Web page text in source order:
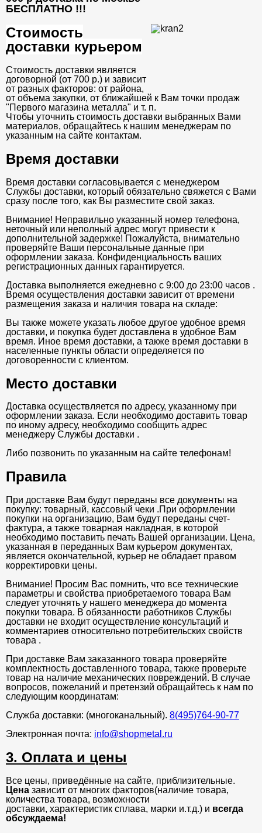
БЕСПЛАТНО !!!
Стоимость
доставки курьером
Стоимость доставки является
договорной (от 700 р.) и зависит
от разных факторов: от района,
от объема закупки, от ближайшей к Вам точки продаж
"Первого магазина металла" и т. п.
Чтобы уточнить стоимость доставки выбранных Вами
материалов, обращайтесь к нашим менеджерам по
указанным на сайте контактам.
Время доставки
Время доставки согласовывается с менеджером
Службы доставки, который обязательно свяжется с Вами
сразу после того, как Вы разместите свой заказ.
Внимание! Неправильно указанный номер телефона,
неточный или неполный адрес могут привести к
дополнительной задержке! Пожалуйста, внимательно
проверяйте Ваши персональные данные при
оформлении заказа. Конфиденциальность ваших
регистрационных данных гарантируется.
Доставка выполняется ежедневно с 9:00 до 23:00 часов .
Время осуществления доставки зависит от времени
размещения заказа и наличия товара на складе:
Вы также можете указать любое другое удобное время
доставки, и покупка будет доставлена в удобное Вам
время. Иное время доставки, а также время доставки в
населенные пункты области определяется по
договоренности с клиентом.
Место доставки
Доставка осуществляется по адресу, указанному при
оформлении заказа. Если необходимо доставить товар
по иному адресу, необходимо сообщить адрес
менеджеру Службы доставки .
Либо позвонить по указанным на сайте телефонам!
Правила
При доставке Вам будут переданы все документы на
покупку: товарный, кассовый чеки .При оформлении
покупки на организацию, Вам будут переданы счет-
фактура, а также товарная накладная, в которой
необходимо поставить печать Вашей организации. Цена,
указанная в переданных Вам курьером документах,
является окончательной, курьер не обладает правом
корректировки цены.
Внимание! Просим Вас помнить, что все технические
параметры и свойства приобретаемого товара Вам
следует уточнять у нашего менеджера до момента
покупки товара. В обязанности работников Службы
доставки не входит осуществление консультаций и
комментариев относительно потребительских свойств
товара .
При доставке Вам заказанного товара проверяйте
комплектность доставленного товара, также проверьте
товар на наличие механических повреждений. В случае
вопросов, пожеланий и претензий обращайтесь к нам по
следующим координатам:
Служба доставки: (многоканальный). 8(495)764-90-77
Электронная почта: info@shopmetal.ru
3. Оплата и цены
Все цены, приведённые на сайте, приблизительные.
Цена зависит от многих факторов(наличие товара,
количества товара, возможности
доставки, характеристик сплава, марки и.т.д.) и всегда
обсуждаема!